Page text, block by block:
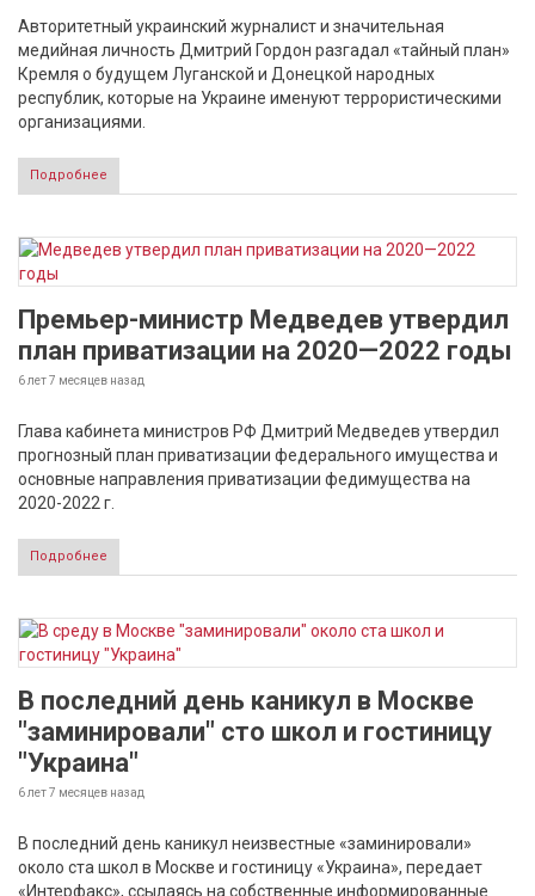
Авторитетный украинский журналист и значительная
медийная личность Дмитрий Гордон разгадал «тайный план»
Кремля о будущем Луганской и Донецкой народных
республик, которые на Украине именуют террористическими
организациями.
Подробнее
Премьер-министр Медведев утвердил
план приватизации на 2020—2022 годы
6 лет 7 месяцев назад
Глава кабинета министров РФ Дмитрий Медведев утвердил
прогнозный план приватизации федерального имущества и
основные направления приватизации федимущества на
2020-2022 г.
Подробнее
В последний день каникул в Москве
"заминировали" сто школ и гостиницу
"Украина"
6 лет 7 месяцев назад
В последний день каникул неизвестные «заминировали»
около ста школ в Москве и гостиницу «Украина», передает
«Интерфакс», ссылаясь на собственные информированные